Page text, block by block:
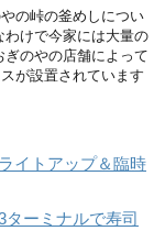
の峠の釜めしについ
けで今家には大量の
のやの店舗によって
が設置されています
イトアップ＆臨時
ーミナルで寿司